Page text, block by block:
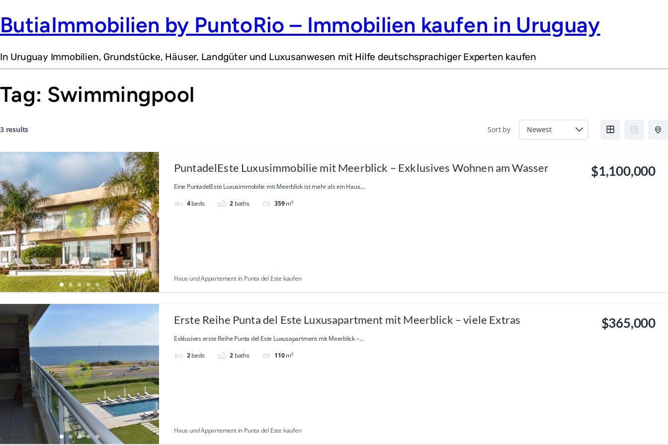
ButiaImmobilien by PuntoRio – Immobilien kaufen in Uruguay
In Uruguay Immobilien, Grundstücke, Häuser, Landgüter und Luxusanwesen mit Hilfe deutschsprachiger Experten kaufen
Tag: Swimmingpool
3 results Sort by
PuntadelEste Luxusimmobilie mit Meerblick – Exklusives Wohnen am Wasser
Eine PuntadelEste Luxusimmobilie mit Meerblick ist mehr als ein Haus....
4 beds 2 baths 359m²
$1,100,000
Haus und Appartement in Punta del Este kaufen
Erste Reihe Punta del Este Luxusapartment mit Meerblick – viele Extras
Exklusives erste Reihe Punta del Este Luxusapartment mit Meerblick –...
2 beds 2 baths 110m²
$365,000
Haus und Appartement in Punta del Este kaufen